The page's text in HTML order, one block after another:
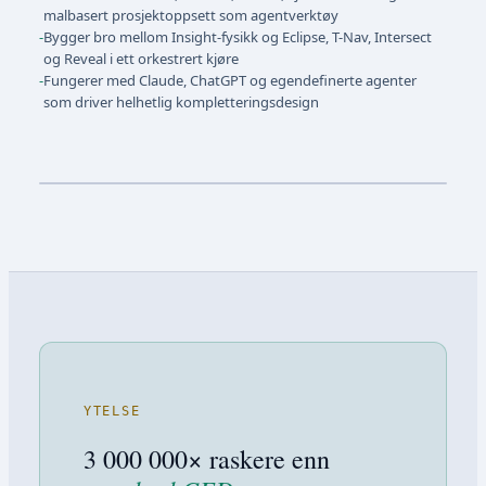
malbasert prosjektoppsett som agentverktøy
-Bygger bro mellom Insight-fysikk og Eclipse, T-Nav, Intersect
og Reveal i ett orkestrert kjøre
-Fungerer med Claude, ChatGPT og egendefinerte agenter
som driver helhetlig kompletteringsdesign
YTELSE
3 000 000× raskere enn